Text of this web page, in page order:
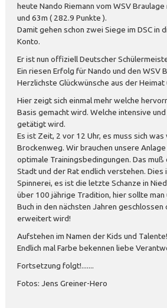
heute Nando Riemann vom WSV
und 63m ( 282.9 Punkte ).
Damit gehen schon zwei Siege im DSC in
Konto.
Er ist nun offiziell Deutscher
Ein riesen Erfolg für Nando und den WSV
Herzlichste Glückwünsche aus der
Hier zeigt sich einmal mehr welche
Basis gemacht wird. Welche intensive
getätigt wird.
Es ist Zeit, 2 vor 12 Uhr, es muss sich was
Brockenweg. Wir brauchen unsere
optimale Trainingsbedingungen. Das
Stadt und der Rat endlich verstehen.
Spinnerei, es ist die letzte Schanze in
über 100 jährige Tradition, hier sollte
Buch in den nächsten Jahren
erweitert wird!
Aufstehen im Namen der Kids und Talente!
Endlich mal Farbe bekennen liebe
Fortsetzung folgt!.......
Fotos: Jens Greiner-Hero